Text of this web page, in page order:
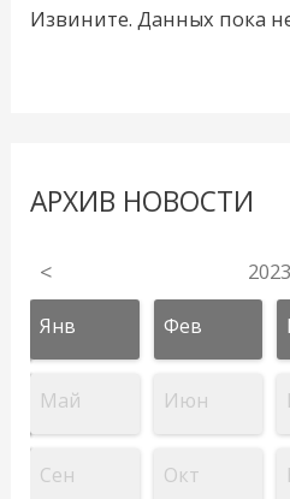
Извините. Данных пока
АРХИВ НОВОСТИ
< 2023
Янв Фев
Май Июн
Сен Окт